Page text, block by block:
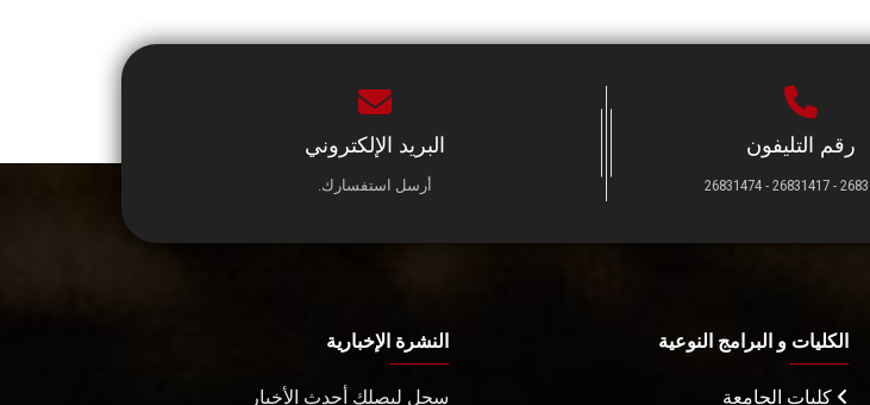
رقم التليفون
26831231 -
البريد الإلكتروني
أرسل استفسارك.
الكليات و البرامج النوعية
كليات الجامعة
النشرة الإخبارية
سجل ليصلك أحدث الأخبار